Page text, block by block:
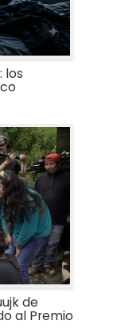
los
de
al Premio